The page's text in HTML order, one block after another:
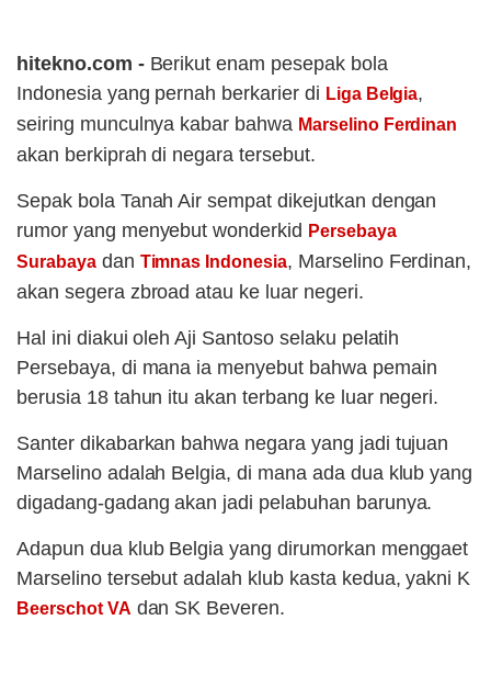
hitekno.com - Berikut enam pesepak bola
Indonesia yang pernah berkarier di Liga Belgia,
seiring munculnya kabar bahwa Marselino Ferdinan
akan berkiprah di negara tersebut.
Sepak bola Tanah Air sempat dikejutkan dengan
rumor yang menyebut wonderkid Persebaya
Surabayadan Timnas Indonesia, Marselino Ferdinan,
akan segera zbroad atau ke luar negeri.
Hal ini diakui oleh Aji Santoso selaku pelatih
Persebaya, di mana ia menyebut bahwa pemain
berusia 18 tahun itu akan terbang ke luar negeri.
Santer dikabarkan bahwa negara yang jadi tujuan
Marselino adalah Belgia, di mana ada dua klub yang
digadang-gadang akan jadi pelabuhan barunya.
Adapun dua klub Belgia yang dirumorkan menggaet
Marselino tersebut adalah klub kasta kedua, yakni K
Beerschot VA dan SK Beveren.